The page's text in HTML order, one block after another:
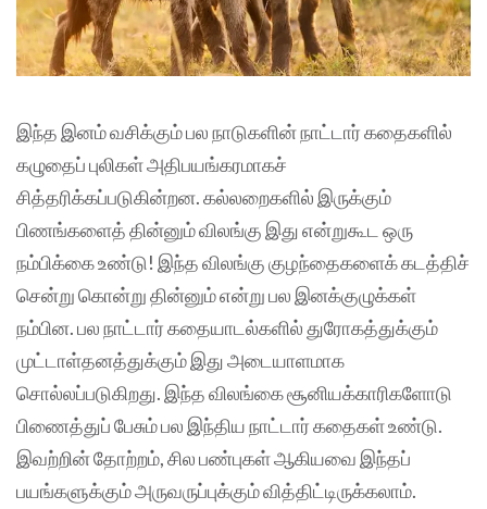
இந்த இனம் வசிக்கும் பல நாடுகளின் நாட்டார் கதைகளில்
கழுதைப் புலிகள் அதிபயங்கரமாகச்
சித்தரிக்கப்படுகின்றன. கல்லறைகளில் இருக்கும்
பிணங்களைத் தின்னும் விலங்கு இது என்றுகூட ஒரு
நம்பிக்கை உண்டு! இந்த விலங்கு குழந்தைகளைக் கடத்திச்
சென்று கொன்று தின்னும் என்று பல இனக்குழுக்கள்
நம்பின. பல நாட்டார் கதையாடல்களில் துரோகத்துக்கும்
முட்டாள்தனத்துக்கும் இது அடையாளமாக
சொல்லப்படுகிறது. இந்த விலங்கை சூனியக்காரிகளோடு
பிணைத்துப் பேசும் பல இந்திய நாட்டார் கதைகள் உண்டு.
இவற்றின் தோற்றம், சில பண்புகள் ஆகியவை இந்தப்
பயங்களுக்கும் அருவருப்புக்கும் வித்திட்டிருக்கலாம்.